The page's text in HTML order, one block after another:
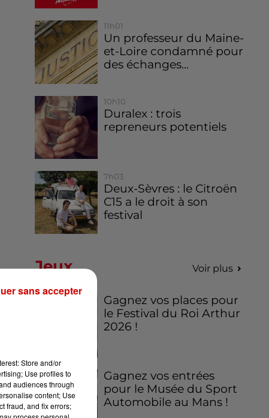
11h01
Un professeur du Maine-
et-Loire condamné pour
des échanges...
10h10
Duralex : trois
repreneurs potentiels
7h03
Deux-Sèvres : le Citroën
C15 a le droit à son
festival
Jeux Voir plus
Gagnez vos places pour
le Festival du Roi Arthur
2026 !
Gagnez vos entrées
pour le Musée du Sport
Automobile au Mans !
Store and/or
Use profiles to
audiences through
content; Use
fraud, and fix errors;
sans accepter